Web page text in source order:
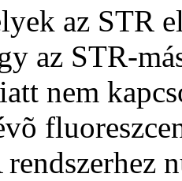
az
az STR-
nem